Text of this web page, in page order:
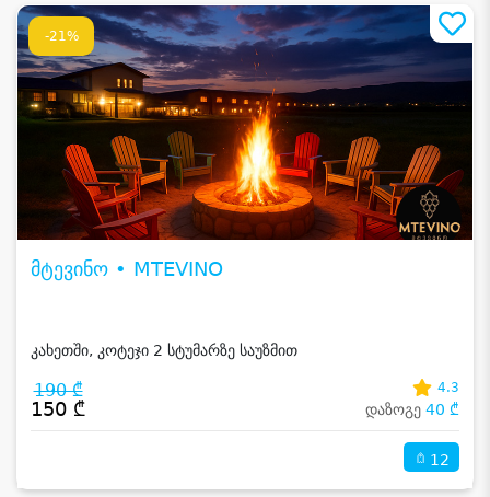
-21%
მტევინო • MTEVINO
კახეთში, კოტეჯი 2 სტუმარზე საუზმით
190 ₾
150 ₾
4.3
დაზოგე 40 ₾
12